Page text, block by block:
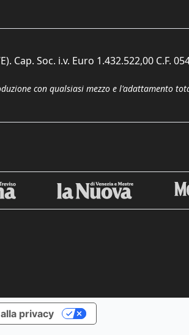
Soc. i.v. Euro 1.432.522,00 C.F.
con qualsiasi mezzo e l'adattamento
privacy